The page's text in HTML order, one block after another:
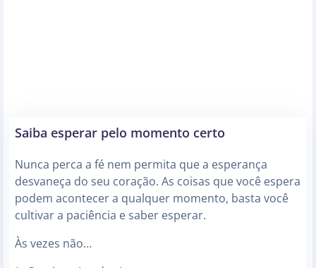
Saiba esperar pelo momento certo
Nunca perca a fé nem permita que a esperança
desvaneça do seu coração. As coisas que você espera
podem acontecer a qualquer momento, basta você
cultivar a paciência e saber esperar.
Às vezes não…